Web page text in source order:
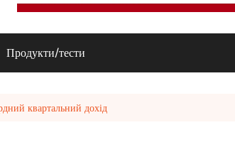
Продукти/тести
квартальний дохід